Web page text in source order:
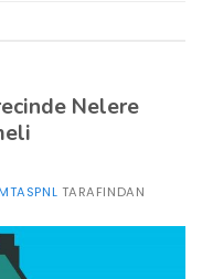
Nelere
TARAFINDAN